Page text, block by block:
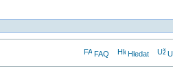
FAQ Hledat